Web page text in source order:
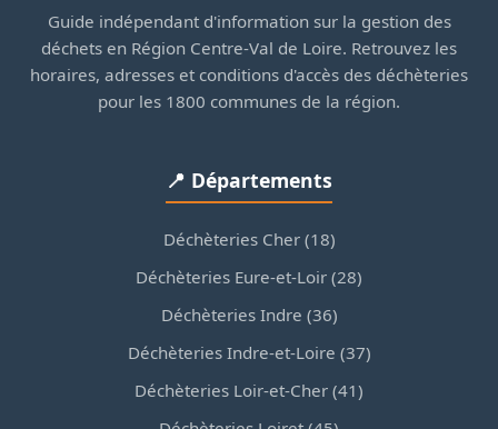
Guide indépendant d'information sur la gestion des
déchets en Région Centre-Val de Loire. Retrouvez les
horaires, adresses et conditions d'accès des déchèteries
pour les 1800 communes de la région.
📍 Départements
Déchèteries Cher (18)
Déchèteries Eure-et-Loir (28)
Déchèteries Indre (36)
Déchèteries Indre-et-Loire (37)
Déchèteries Loir-et-Cher (41)